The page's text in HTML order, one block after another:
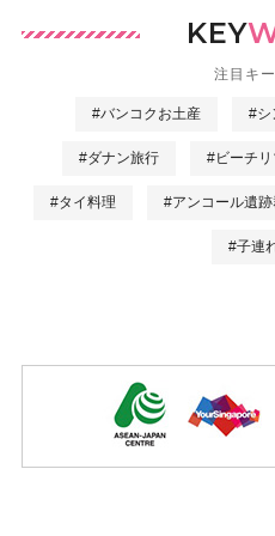
KEY
注目キ
#バンコクお土産 #シ
#ダナン旅行 #ビーチリ
#タイ料理 #アンコール遺跡
#子連